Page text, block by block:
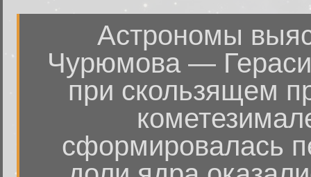
Астрономы
Чурюмова —
при скользящем
сформировалась